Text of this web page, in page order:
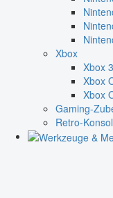
Xbox
Xbox
Xbox
Xbox
Gaming-
Retro-